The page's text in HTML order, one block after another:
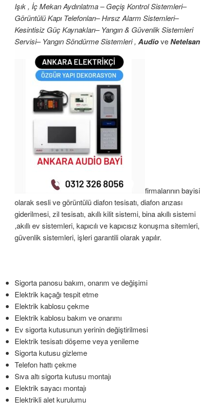
Işık , İç Mekan Aydınlatma – Geçiş Kontrol Sistemleri–
Görüntülü Kapı Telefonları– Hırsız Alarm Sistemleri–
Kesintisiz Güç Kaynakları– Yangın & Güvenlik Sistemleri
Servisi– Yangın Söndürme Sistemleri , AudioveNetelsan
firmalarının bayisi
olarak sesli ve görüntülü diafon tesisatı, diafon arızası
giderilmesi, zil tesisatı, akıllı kilit sistemi, bina akıllı sistemi
,akıllı ev sistemleri, kapıcılı ve kapıcısız konuşma sitemleri,
güvenlik sistemleri, işleri garantili olarak yapılır.
Sigorta panosu bakım, onarım ve değişimi
Elektrik kaçağı tespit etme
Elektrik kablosu çekme
Elektrik kablosu bakım ve onarımı
Ev sigorta kutusunun yerinin değiştirilmesi
Elektrik tesisatı döşeme veya yenileme
Sigorta kutusu gizleme
Telefon hattı çekme
Sıva altı sigorta kutusu montajı
Elektrik sayacı montajı
Elektrikli alet kurulumu